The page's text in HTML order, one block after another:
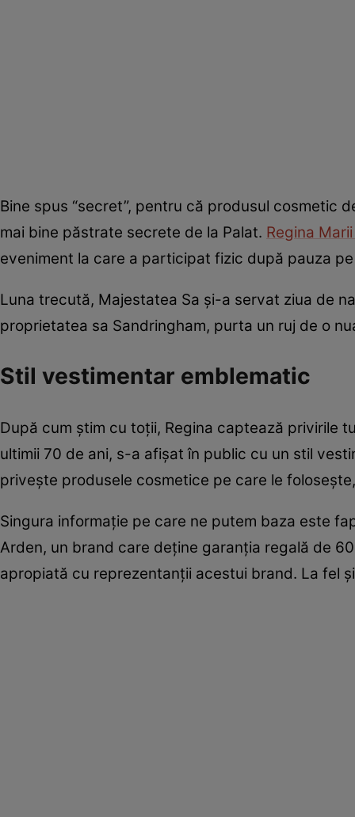
Bine spus “secret”, pentru că produsul cosmetic
mai bine păstrate secrete de la Palat. Regina
eveniment la care a participat fizic după pauza
Luna trecută, Majestatea Sa și-a servat ziua de
proprietatea sa Sandringham, purta un ruj de o
Stil vestimentar emblematic
După cum știm cu toții, Regina captează privirile
ultimii 70 de ani, s-a afișat în public cu un stil
privește produsele cosmetice pe care le
Singura informație pe care ne putem baza este
Arden, un brand care deține garanția regală de
apropiată cu reprezentanții acestui brand. La fel